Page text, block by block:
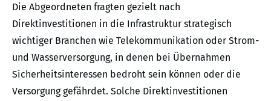
Die Abgeordneten fragten gezielt nach
Direktinvestitionen in die Infrastruktur strategisch
wichtiger Branchen wie Telekommunikation oder Strom-
und Wasserversorgung, in denen bei Übernahmen
Sicherheitsinteressen bedroht sein können oder die
Versorgung gefährdet. Solche Direktinvestitionen